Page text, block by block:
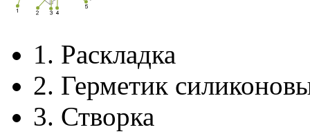
1. Раскладка
2. Герметик
3. Створка